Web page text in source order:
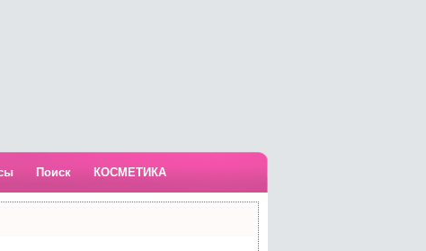
Поиск КОСМЕТИКА